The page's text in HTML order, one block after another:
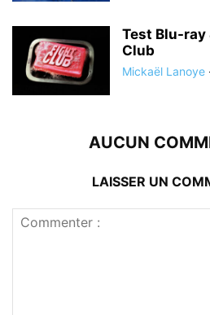
Test Blu-ray
Club
Mickaël Lanoye
AUCUN
LAISSER UN